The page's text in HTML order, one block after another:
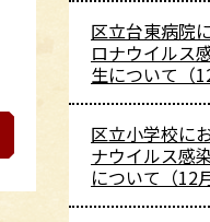
区立台東病院
ロナウイルス
生について（
区立小学校に
ナウイルス感
について（12